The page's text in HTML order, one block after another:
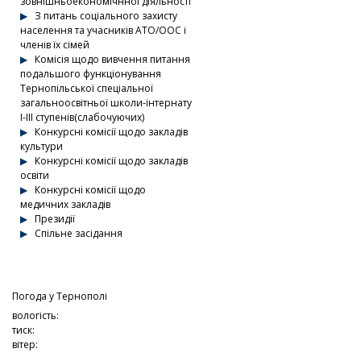
З питань соціального захисту
населення та учасників АТО/ООС і
членів їх сімей
Комісія щодо вивчення питання
подальшого функціонування
Тернопільської спеціальної
загальноосвітньої школи-інтернату
І-ІІІ ступенів(слабочуючих)
Конкурсні комісії щодо закладів
культури
Конкурсні комісії щодо закладів
освіти
Конкурсні комісії щодо
медичних закладів
Президії
Спільне засідання
Погода уТернополі
вологість:
тиск:
вітер: